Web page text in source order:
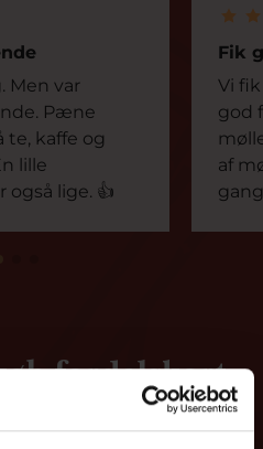
Men var
Pæne
kaffe og
lille
lige. 👍
Fik
Vi
god
af
fordelskort